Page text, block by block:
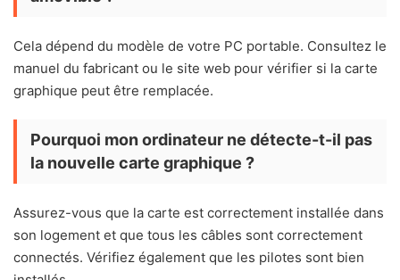
Cela dépend du modèle de votre PC portable. Consultez le
manuel du fabricant ou le site web pour vérifier si la carte
graphique peut être remplacée.
Pourquoi mon ordinateur ne détecte-t-il pas
la nouvelle carte graphique ?
Assurez-vous que la carte est correctement installée dans
son logement et que tous les câbles sont correctement
connectés. Vérifiez également que les pilotes sont bien